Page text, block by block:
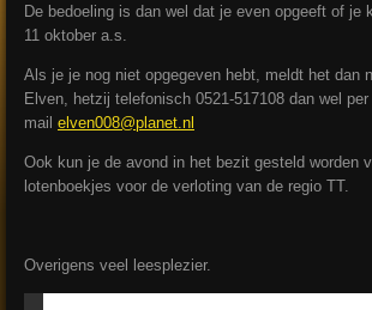
De bedoeling is dan wel dat je even opgeeft of je
11 oktober a.s.
Als je je nog niet opgegeven hebt, meldt het dan
Elven, hetzij telefonisch 0521-517108 dan wel per
mail elven008@planet.nl
Ook kun je de avond in het bezit gesteld worden
lotenboekjes voor de verloting van de regio TT.
Overigens veel leesplezier.